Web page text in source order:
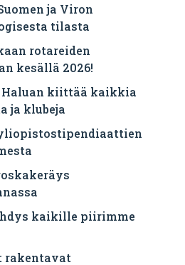
ja Viron
tilasta
rotareiden
kesällä 2026!
Haluan kiittää kaikkia
ja klubeja
kaikille piirimme
rakentavat